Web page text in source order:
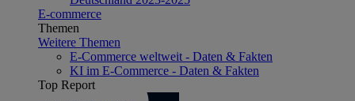
E-commerce
Themen
Weitere Themen
E-Commerce weltweit - Daten & Fakten
KI im E-Commerce - Daten & Fakten
Top Report